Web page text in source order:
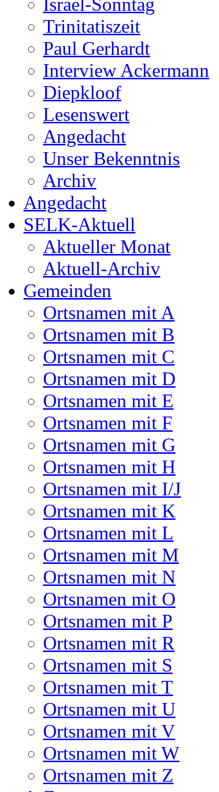
Trinitatiszeit
Paul Gerhardt
Interview Ackermann
Diepkloof
Lesenswert
Angedacht
Unser Bekenntnis
Archiv
Angedacht
SELK-Aktuell
Aktueller Monat
Aktuell-Archiv
Gemeinden
Ortsnamen mit A
Ortsnamen mit B
Ortsnamen mit C
Ortsnamen mit D
Ortsnamen mit E
Ortsnamen mit F
Ortsnamen mit G
Ortsnamen mit H
Ortsnamen mit I/J
Ortsnamen mit K
Ortsnamen mit L
Ortsnamen mit M
Ortsnamen mit N
Ortsnamen mit O
Ortsnamen mit P
Ortsnamen mit R
Ortsnamen mit S
Ortsnamen mit T
Ortsnamen mit U
Ortsnamen mit V
Ortsnamen mit W
Ortsnamen mit Z